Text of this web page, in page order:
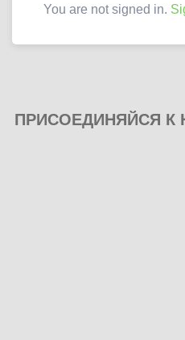
You are not signed in.
ПРИСОЕДИНЯЙСЯ К